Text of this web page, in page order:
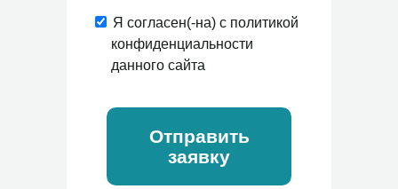
Я согласен(-на) с политикой
конфиденциальности
данного сайта
Отправить
заявку